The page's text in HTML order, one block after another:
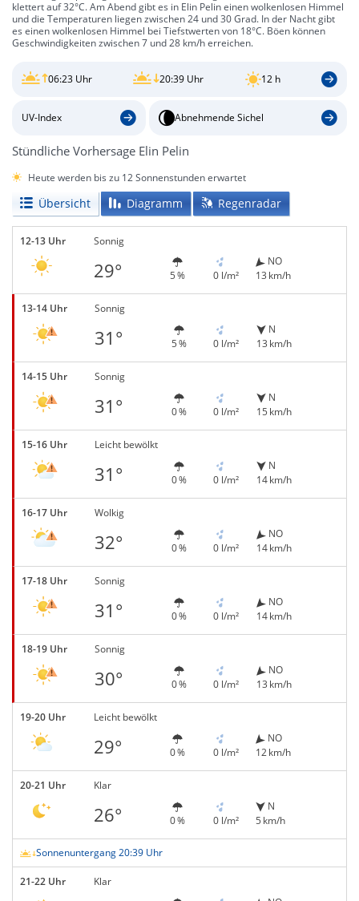
klettert auf 32°C. Am Abend gibt es in Elin Pelin einen wolkenlosen Himmel
und die Temperaturen liegen zwischen 24 und 30 Grad. In der Nacht gibt
es einen wolkenlosen Himmel bei Tiefstwerten von 18°C. Böen können
Geschwindigkeiten zwischen 7 und 28 km/h erreichen.
06:23 Uhr 20:39 Uhr 12 h
UV-Index Abnehmende Sichel
Stündliche Vorhersage Elin Pelin
Heute werden bis zu 12 Sonnenstunden erwartet
Übersicht Diagramm Regenradar
12-13 Uhr Sonnig
29° 5 % 0 l/m²
NO
13 km/h
13-14 Uhr Sonnig
31° 5 % 0 l/m²
N
13 km/h
14-15 Uhr Sonnig
31° 0 % 0 l/m²
N
15 km/h
15-16 Uhr Leicht bewölkt
31° 0 % 0 l/m²
N
14 km/h
16-17 Uhr Wolkig
32° 0 % 0 l/m²
NO
14 km/h
17-18 Uhr Sonnig
31° 0 % 0 l/m²
NO
14 km/h
18-19 Uhr Sonnig
30° 0 % 0 l/m²
NO
13 km/h
19-20 Uhr Leicht bewölkt
29° 0 % 0 l/m²
NO
12 km/h
20-21 Uhr Klar
26° 0 % 0 l/m²
N
5 km/h
Sonnenuntergang 20:39 Uhr
21-22 Uhr Klar